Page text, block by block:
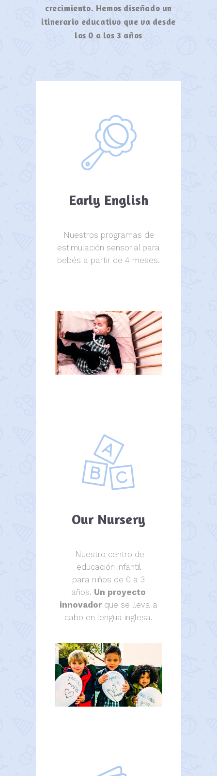
crecimiento. Hemos diseñado un
itinerario educativo que va desde
los 0 a los 3 años
Early English
Nuestros programas de
estimulación sensorial para
bebés a partir de 4 meses.
Our Nursery
Nuestro centro de
educación infantil
para niños de 0 a 3
años. Un proyecto
innovador que se lleva a
cabo en lengua inglesa.